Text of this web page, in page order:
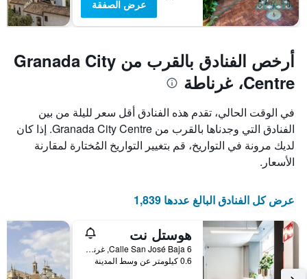
عرض الصفقة
أرخص الفنادق بالقرب من Granada City
Centre، غرناطة
في الوقت الحالي، تقدم هذه الفنادق أقل سعر لليلة من بين
الفنادق التي وجدناها بالقرب من Granada City Centre. إذا كان
لديك مرونة في التواريخ، قم بتغيير التواريخ المُختارة لمقارنة
الأسعار.
عرض كل الفنادق البالغ عددها 1,839
هوستل نت
Calle San José Baja 6, غرناطة, منطقة أندلوسيا, أسبانيا
0.6 كيلومتر عن وسط المدينة